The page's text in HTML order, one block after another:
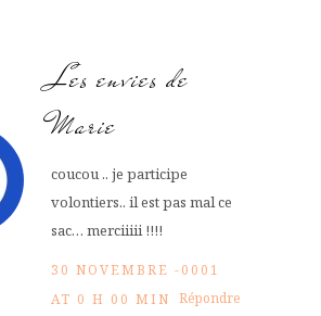
Les envies de
Marie
coucou .. je participe
volontiers.. il est pas mal ce
sac… merciiiii !!!!
30 NOVEMBRE -0001
AT 0 H 00 MIN Répondre